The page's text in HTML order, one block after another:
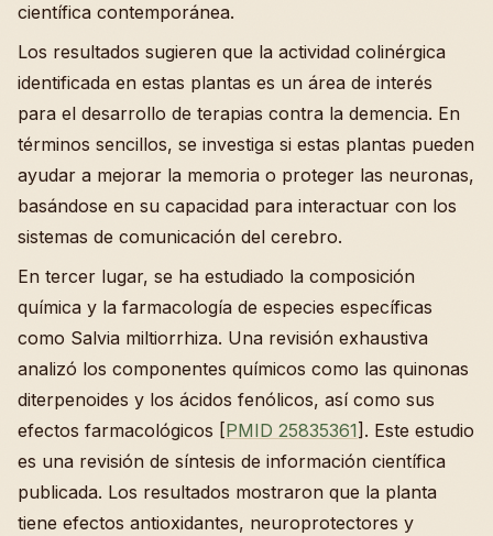
científica contemporánea.
Los resultados sugieren que la actividad colinérgica
identificada en estas plantas es un área de interés
para el desarrollo de terapias contra la demencia. En
términos sencillos, se investiga si estas plantas pueden
ayudar a mejorar la memoria o proteger las neuronas,
basándose en su capacidad para interactuar con los
sistemas de comunicación del cerebro.
En tercer lugar, se ha estudiado la composición
química y la farmacología de especies específicas
como Salvia miltiorrhiza. Una revisión exhaustiva
analizó los componentes químicos como las quinonas
diterpenoides y los ácidos fenólicos, así como sus
efectos farmacológicos [PMID 25835361]. Este estudio
es una revisión de síntesis de información científica
publicada. Los resultados mostraron que la planta
tiene efectos antioxidantes, neuroprotectores y